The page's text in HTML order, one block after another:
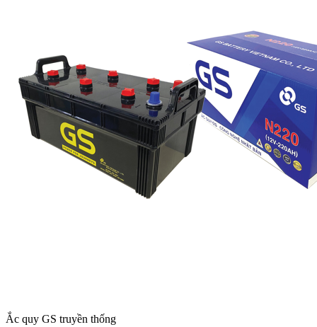
Ắc quy GS truyền thống